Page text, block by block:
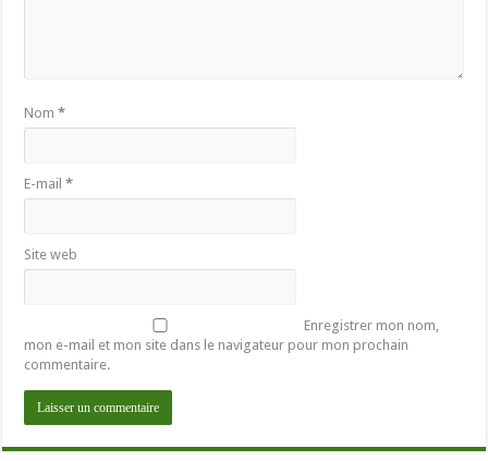
Nom*
E-mail*
Site web
Enregistrer mon nom,
mon e-mail et mon site dans le navigateur pour mon prochain
commentaire.